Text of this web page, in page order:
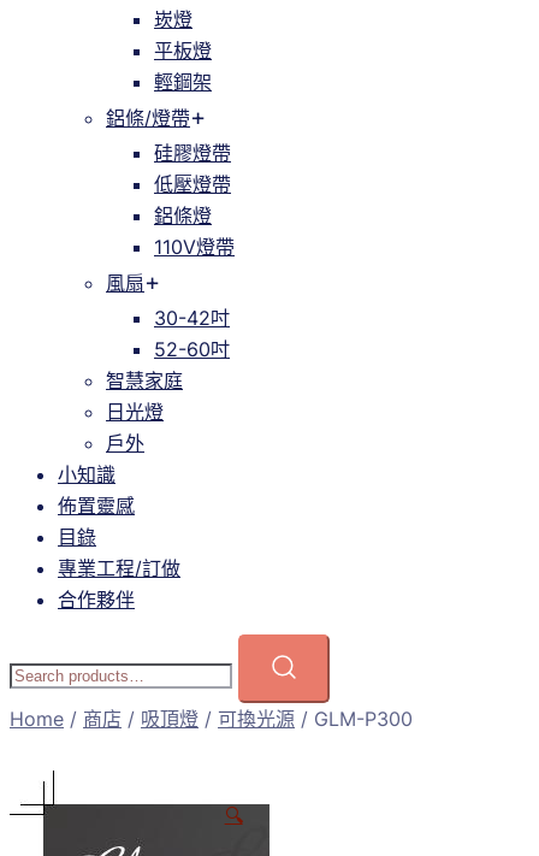
崁燈
平板燈
輕鋼架
鋁條/燈帶
硅膠燈帶
低壓燈帶
鋁條燈
110V燈帶
風扇
30-42吋
52-60吋
智慧家庭
日光燈
戶外
小知識
佈置靈感
目錄
專業工程/訂做
合作夥伴
Home / 商店 / 吸頂燈 / 可換光源 / GLM-P300
🔍